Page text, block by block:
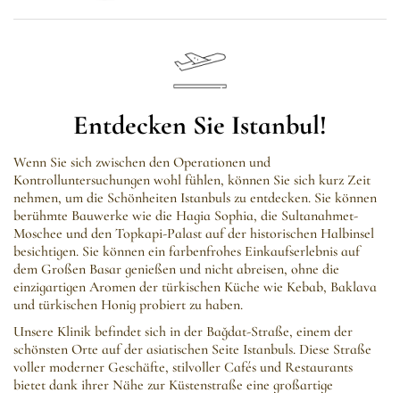
Entdecken Sie Istanbul!
Wenn Sie sich zwischen den Operationen und
Kontrolluntersuchungen wohl fühlen, können Sie sich kurz Zeit
nehmen, um die Schönheiten Istanbuls zu entdecken. Sie können
berühmte Bauwerke wie die Hagia Sophia, die Sultanahmet-
Moschee und den Topkapi-Palast auf der historischen Halbinsel
besichtigen. Sie können ein farbenfrohes Einkaufserlebnis auf
dem Großen Basar genießen und nicht abreisen, ohne die
einzigartigen Aromen der türkischen Küche wie Kebab, Baklava
und türkischen Honig probiert zu haben.
Unsere Klinik befindet sich in der Bağdat-Straße, einem der
schönsten Orte auf der asiatischen Seite Istanbuls. Diese Straße
voller moderner Geschäfte, stilvoller Cafés und Restaurants
bietet dank ihrer Nähe zur Küstenstraße eine großartige